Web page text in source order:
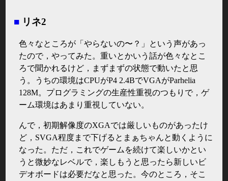
■ リネ2
色々なところが「やらないの〜？」という声があっ
たので，やってみた。重いとかいう話が色々なとこ
ろで聞かれるけど，まずまずの状態で動いたと思
う。うちの環境はCPUがP4 2.4BでVGAがParhelia
128M。プログラミングの生産性重視のつもりで，ゲ
ーム環境はあまり重視していない。
んで，初期解像度のXGAでは厳しいものがあったけ
ど，SVGA程度まで下げるとまぁちゃんと動くように
なった。ただ，これでゲームを続けて楽しいかとい
うと微妙なレベルで，楽しもうと思ったら新しいビ
デオボードは必要だなと思った。今のところ，そこ